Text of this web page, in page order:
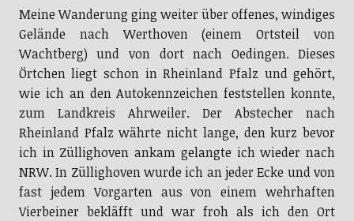
Meine Wanderung ging weiter über offenes, windiges
Gelände nach Werthoven (einem Ortsteil von
Wachtberg) und von dort nach Oedingen. Dieses
Örtchen liegt schon in Rheinland Pfalz und gehört,
wie ich an den Autokennzeichen feststellen konnte,
zum Landkreis Ahrweiler. Der Abstecher nach
Rheinland Pfalz währte nicht lange, den kurz bevor
ich in Züllighoven ankam gelangte ich wieder nach
NRW. In Züllighoven wurde ich an jeder Ecke und von
fast jedem Vorgarten aus von einem wehrhaften
Vierbeiner bekläfft und war froh als ich den Ort